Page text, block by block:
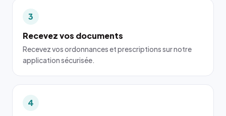
3
Recevez vos documents
Recevez vos ordonnances et prescriptions sur notre
application sécurisée.
4